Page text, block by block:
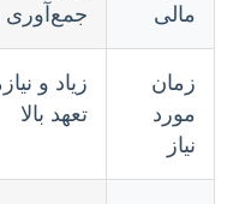
مالی
جمع‌آوری
زمان
مورد
نیاز
زیاد و
تعهد بالا